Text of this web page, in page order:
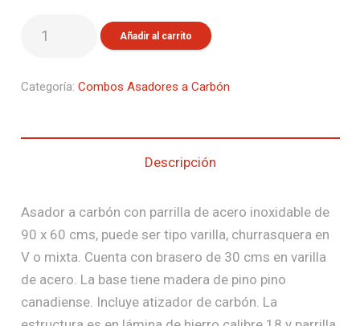
Gaucho
Brasero
Añadir al carrito
Categoría: Combos Asadores a Carbón
Descripción
Asador a carbón con parrilla de acero inoxidable de
90 x 60 cms, puede ser tipo varilla, churrasquera en
V o mixta. Cuenta con brasero de 30 cms en varilla
de acero. La base tiene madera de pino pino
canadiense. Incluye atizador de carbón. La